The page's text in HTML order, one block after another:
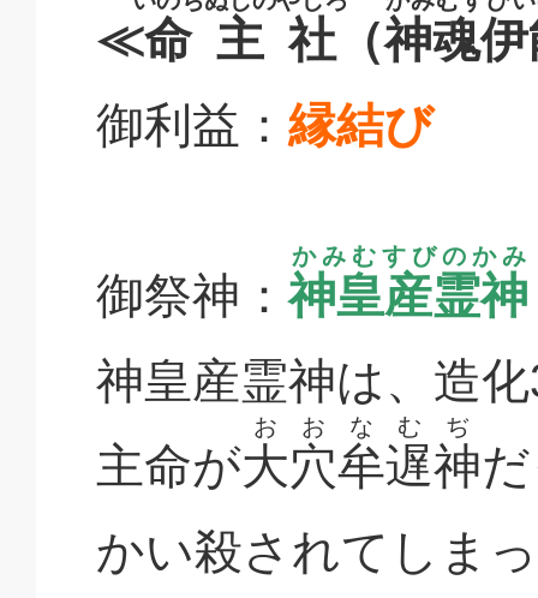
≪命主社 （神魂
御利益： 縁結び
御祭神：神皇産霊神
かみむすびのかみ
神皇産霊神は、造
主命が大穴牟遅神
おおなむぢ
かい殺されてしま